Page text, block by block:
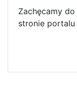
Zachęcamy
stronie portalu